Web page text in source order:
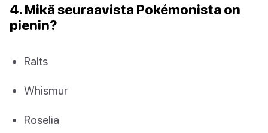
4. Mikä seuraavista Pokémonista on
pienin?
Ralts
Whismur
Roselia